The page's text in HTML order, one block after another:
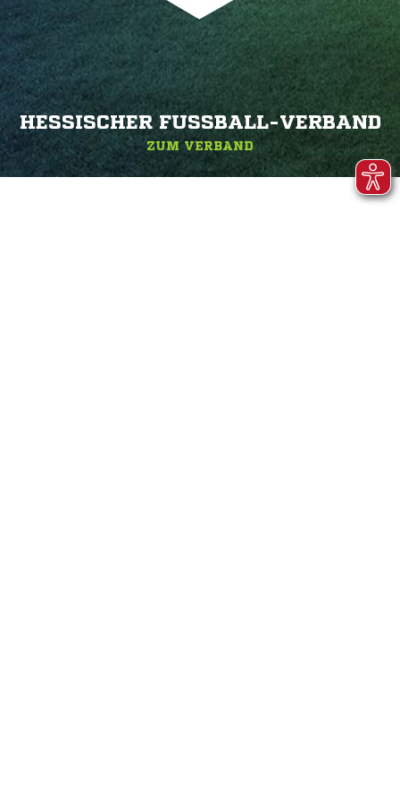
HESSISCHER FUSSBALL-VERBAND
ZUM VERBAND